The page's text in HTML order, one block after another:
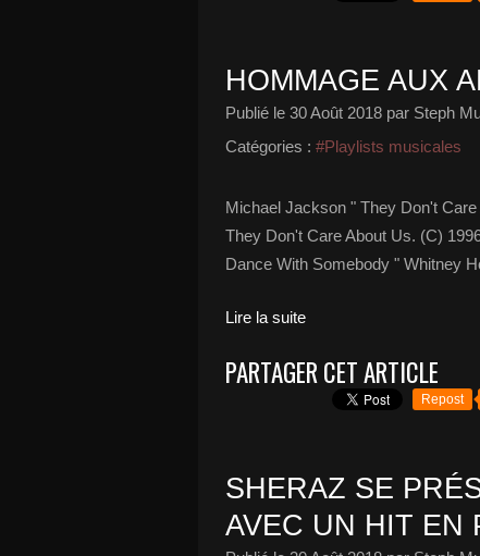
HOMMAGE AUX
Publié le 30 Août 2018 par Steph
Catégories : #Playlists musicales
Michael Jackson " They Don't
They Don't Care About Us. (C)
Dance With Somebody " Whitney
Lire la suite
PARTAGER CET ARTICLE
Repost
SHERAZ SE
AVEC UN HIT EN